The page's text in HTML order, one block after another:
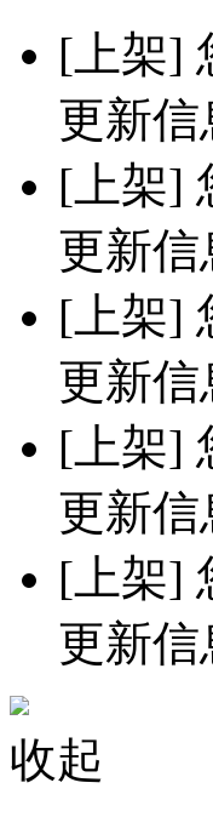
[上架]
更新信
[上架]
更新信
[上架]
更新信
[上架]
更新信
[上架]
更新信
收起